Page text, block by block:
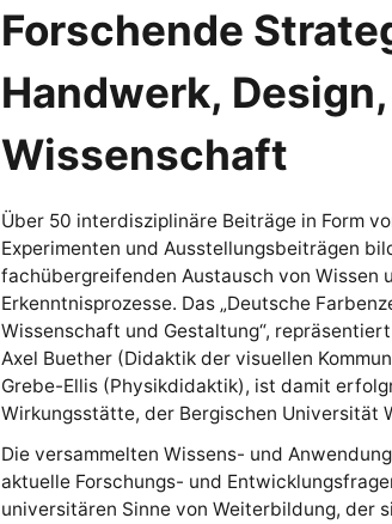
Forschende
Handwerk,
Wissenschaft
Über 50 interdisziplinäre Beiträge in Form
Experimenten und Ausstellungsbeiträgen
fachübergreifenden Austausch von Wissen
Erkenntnisprozesse. Das „Deutsche
Wissenschaft und Gestaltung“,
Axel Buether (Didaktik der visuellen
Grebe-Ellis (Physikdidaktik), ist damit
Wirkungsstätte, der Bergischen Universität
Die versammelten Wissens- und
aktuelle Forschungs- und
universitären Sinne von Weiterbildung, der